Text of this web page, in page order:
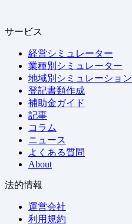
サービス
経営シミュレーター
業種別シミュレーター
地域別シミュレーション
登記書類作成
補助金ガイド
記事
コラム
ニュース
よくある質問
About
法的情報
運営会社
利用規約